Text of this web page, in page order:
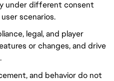
under different consent
scenarios.
legal, and player
or changes, and drive
and behavior do not